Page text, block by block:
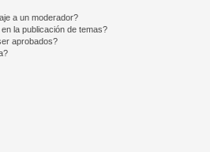
a un moderador?
la publicación de temas?
aprobados?